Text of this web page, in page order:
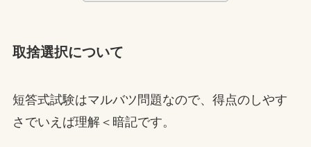
取捨選択について
短答式試験はマルバツ問題なので、得点のしやす
さでいえば理解＜暗記です。